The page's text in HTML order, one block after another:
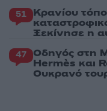
51 Κρανίου
Ξεκίνησε η
47 Οδηγός στη
Hermès και
Ουκρανό